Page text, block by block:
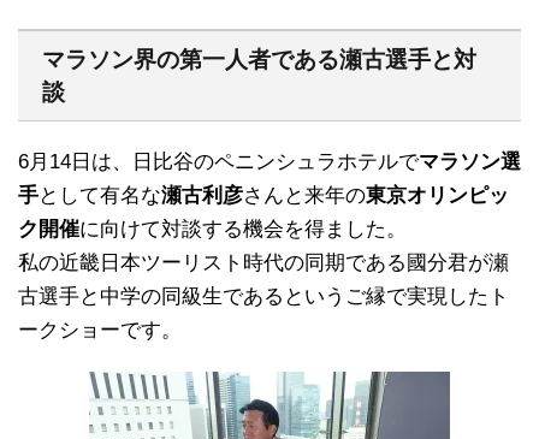
マラソン界の第一人者である瀬古選手と対
談
6月14日は、日比谷のペニンシュラホテルでマラソン選
手として有名な瀬古利彦さんと来年の東京オリンピッ
ク開催に向けて対談する機会を得ました。
私の近畿日本ツーリスト時代の同期である國分君が瀬
古選手と中学の同級生であるというご縁で実現したト
ークショーです。